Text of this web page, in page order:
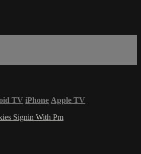
TV iPhone Apple TV
Signin With Pm